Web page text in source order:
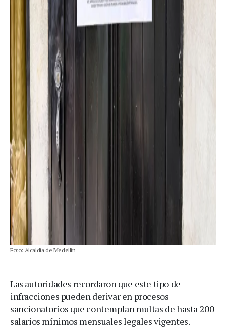
Foto: Alcaldía de Medellín
Las autoridades recordaron que este tipo de
infracciones pueden derivar en procesos
sancionatorios que contemplan multas de hasta 200
salarios mínimos mensuales legales vigentes.